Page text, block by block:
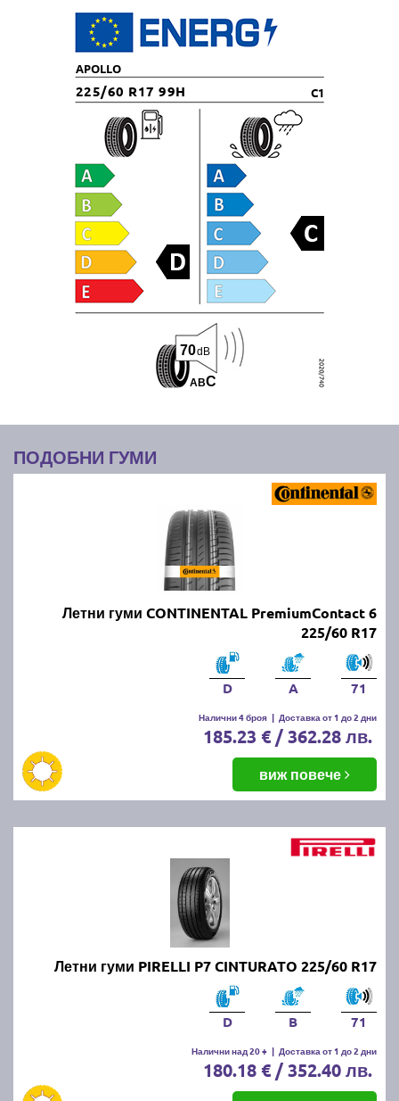
APOLLO
225/60 R17 99H C1
ABC
70dB
ПОДОБНИ ГУМИ
Летни гуми CONTINENTAL PremiumContact 6
225/60 R17
D A 71
Налични 4 броя | Доставка от 1 до 2 дни
185.23 € / 362.28 лв.
виж повече
Летни гуми PIRELLI P7 CINTURATO 225/60 R17
D B 71
Налични над 20 + | Доставка от 1 до 2 дни
180.18 € / 352.40 лв.